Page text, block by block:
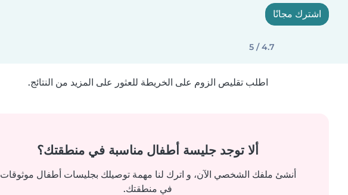
اشترك مجانًا
4.7 / 5
اطلب تقليص الزوم على الخريطة للعثور على المزيد من النتائج.
ألا توجد جليسة أطفال مناسبة في منطقتك؟
أنشئ ملفك الشخصي الآن، و اترك لنا مهمة توصيلك بجليسات أطفال موثوقات
في منطقتك.